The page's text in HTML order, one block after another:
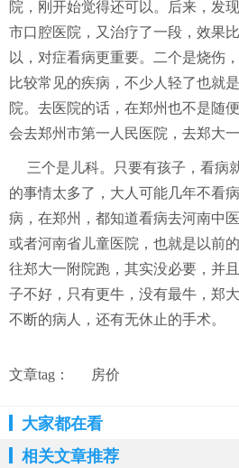
院，刚开始觉得还可以。后来，发
市口腔医院，又治疗了一段，效果
以，对症看病更重要。二个是烧伤
比较常见的疾病，不少人轻了也就
院。去医院的话，在郑州也不是随
会去郑州市第一人民医院，去郑大
三个是儿科。只要有孩子，看病
的事情太多了，大人可能几年不看
病，在郑州，都知道看病去河南中
或者河南省儿童医院，也就是以前
往郑大一附院跑，其实没必要，并
子不好，只有更牛，没有最牛，郑
不断的病人，还有无休止的手术。
文章tag： 房价
大家都在看
相关文章推荐